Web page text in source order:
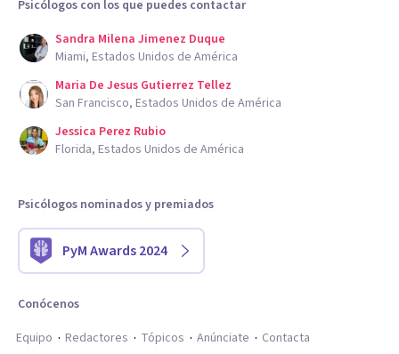
Psicólogos con los que puedes contactar
Sandra Milena Jimenez Duque
Miami, Estados Unidos de América
Maria De Jesus Gutierrez Tellez
San Francisco, Estados Unidos de América
Jessica Perez Rubio
Florida, Estados Unidos de América
Psicólogos nominados y premiados
PyM Awards 2024
Conócenos
Equipo
Redactores Tópicos Anúnciate Contacta